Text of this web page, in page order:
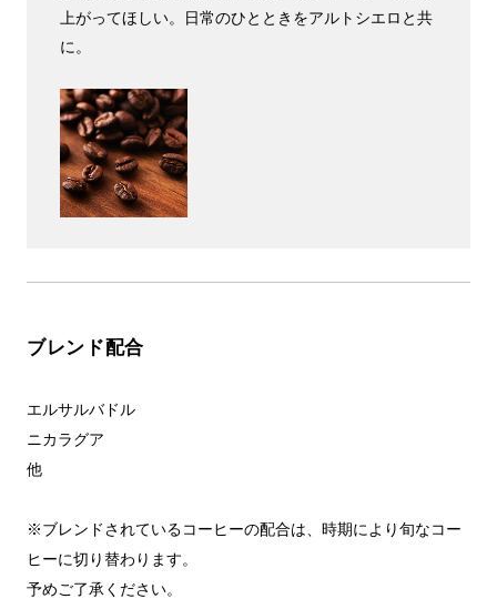
上がってほしい。日常のひとときをアルトシエロと共
に。
ブレンド配合
エルサルバドル
ニカラグア
他
※ブレンドされているコーヒーの配合は、時期により旬なコー
ヒーに切り替わります。
予めご了承ください。